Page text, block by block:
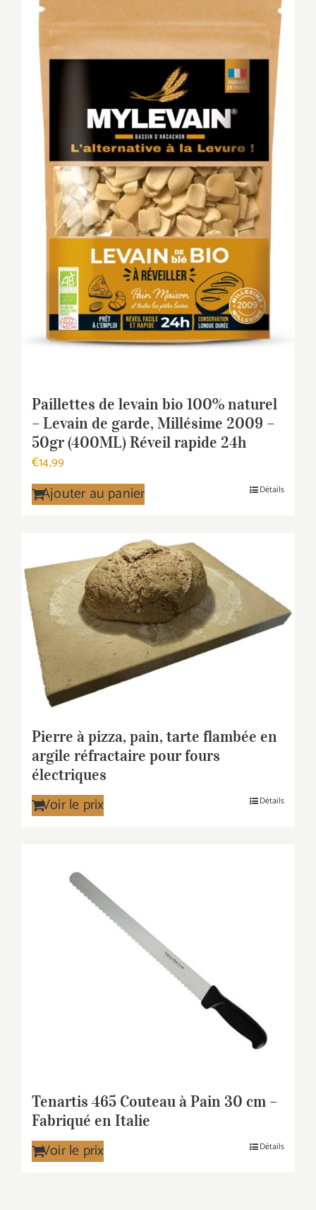
Paillettes de levain bio 100% naturel
– Levain de garde, Millésime 2009 –
50gr (400ML) Réveil rapide 24h
€14,99
Ajouter au panier Détails
Pierre à pizza, pain, tarte flambée en
argile réfractaire pour fours
électriques
Voir le prix Détails
Tenartis 465 Couteau à Pain 30 cm –
Fabriqué en Italie
Voir le prix Détails